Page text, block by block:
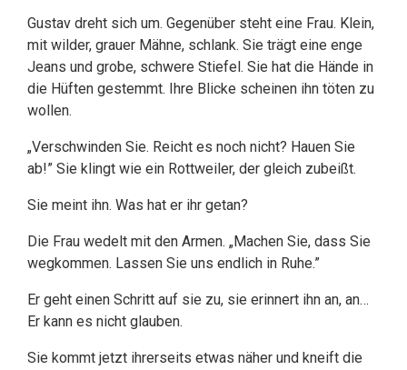
Gustav dreht sich um. Gegenüber steht eine Frau. Klein,
mit wilder, grauer Mähne, schlank. Sie trägt eine enge
Jeans und grobe, schwere Stiefel. Sie hat die Hände in
die Hüften gestemmt. Ihre Blicke scheinen ihn töten zu
wollen.
„Verschwinden Sie. Reicht es noch nicht? Hauen Sie
ab!” Sie klingt wie ein Rottweiler, der gleich zubeißt.
Sie meint ihn. Was hat er ihr getan?
Die Frau wedelt mit den Armen. „Machen Sie, dass Sie
wegkommen. Lassen Sie uns endlich in Ruhe.”
Er geht einen Schritt auf sie zu, sie erinnert ihn an, an…
Er kann es nicht glauben.
Sie kommt jetzt ihrerseits etwas näher und kneift die